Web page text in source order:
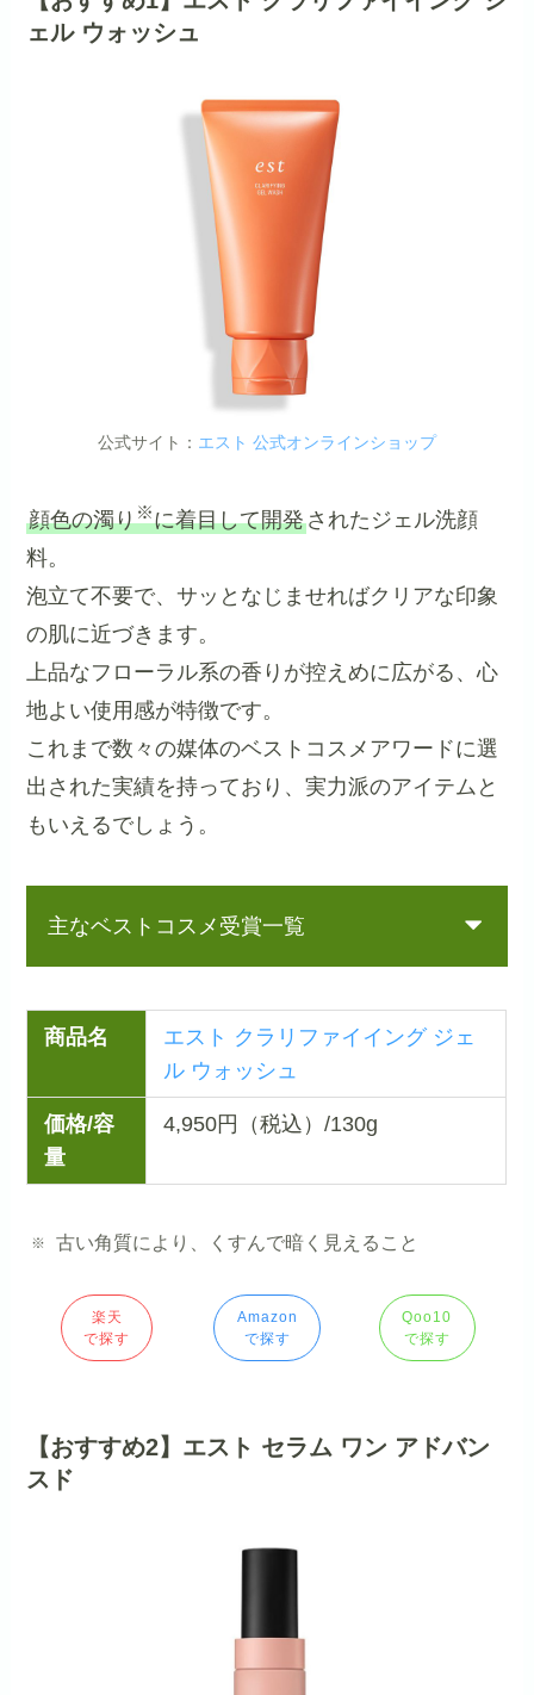
ェル ウォッシュ
公式サイト： エスト 公式オンラインショップ
顔色の濁り※に着目して開発されたジェル洗顔
料。
泡立て不要で、サッとなじませればクリアな印象
の肌に近づきます。
上品なフローラル系の香りが控えめに広がる、心
地よい使用感が特徴です。
これまで数々の媒体のベストコスメアワードに選
出された実績を持っており、実力派のアイテムと
もいえるでしょう。
主なベストコスメ受賞一覧
商品名
エスト クラリファイイング ジェ
ル ウォッシュ
価格/容
量
4,950円（税込）/130g
古い角質により、くすんで暗く見えること
楽天
で探す
Amazon
で探す
Qoo10
で探す
【おすすめ2】エスト セラム ワン アドバン
スド